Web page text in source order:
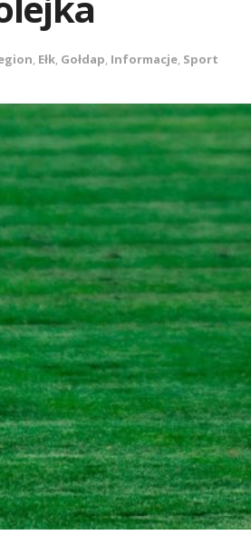
, Ełk, Gołdap, Informacje, Sport